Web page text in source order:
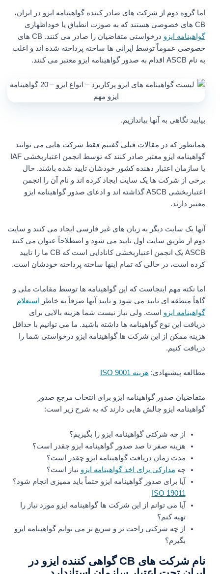
اما گروه دوم از شرکت های صادر کننده گواهینامه ایزو در ایران،
CB های خصوصی هستند که به صورت انطباق یا خوداظهاری
گواهینامه ایزو
درخواستی متقاضیان را صادر می کنند. CB های
خصوصی عموماً توسط ایرانی ها ساخته پرداخته شده اند و اغلب
به نام ASCB اقدام به صدور گواهینامه ایزو معتبر می کنند.
بیایید نگاهی به آنها بیاندازیم.
همانطور که در مقالات قبلی گفتیم فقط شرکت هایی می توانند
گواهینامه ایزو معتبر صادر کنند که توسط انجمن اعتباربخشی IAF
یا سازمان اعتبار دهنده کشور خودشان تایید شده باشند. حال
برخی از شرکت ها یک سایت ایجاد کرده اند و نام آن را انجمن
اعتباربخشی ASCB گذاشته اند و ادعای صدور گواهینامه ایزو
معتبر دارند.
آنها یک سایت دیگر به زبان های غیر فارسی ایجاد می کنند و سایت
دوم از طریق سایت اول تایید می شود و اصطلاحاً عنوان می کنند
ASCB یک انجمن اعتباربخشی کانادایی است که CB ما را تایید
کرده است، در حالی که تمام اینها ساخته پرداخته خودشان است.
اما نکته مهم اینجاست که این گواهینامه ها توسط مقامات ملی و
گاهاً منطقه ای تایید می شود و تایید آنها صرفاً به خاطر استعلام
گواهینامه ایزو است. ولی نیاز نیست شما هزینه بالایی برای
دریافت این نوع گواهینامه ها داشته باشید. ما می توانیم با حداقل
هزینه ممکن از این شرکت ها گواهینامه ایزو درخواستی شما را
دریافت کنیم.
مطالعه پیشنهادی:هزینه ISO 9001
متقاضیان صدور گواهینامه ایزو برای انتخاب مرجع صدور
گواهینامه ایزو چالش هایی دارند که به شرح زیر است:
از چه شرکتی گواهینامه ایزو را بگیریم؟
هزینه صفر تا صد صدور گواهینامه ایزو چقدر است؟
مدت زمان دریافت گواهینامه ایزو چقدر است؟
چهمدارکی برای اخذ گواهینامه ایزو نیاز است؟
آیا برای صدور گواهینامه ایزو حتماً باید ممیزی انجام شود؟
ISO 19011
آیا می توانم از این شرکت ها گواهینامه ایزو مورد نیاز را
تهیه کنم؟
از چه شرکتی راحت تر و سریع تر می توانم گواهینامه ایزو
بگیرم؟
نام شرکت های CB گواهی کننده ایزو در